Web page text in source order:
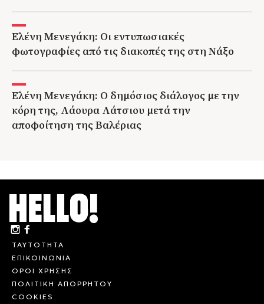
Ελένη Μενεγάκη: Οι εντυπωσιακές
φωτογραφίες από τις διακοπές της στη Νάξο
Ελένη Μενεγάκη: Ο δημόσιος διάλογος με την
κόρη της, Λάουρα Λάτσιου μετά την
αποφοίτηση της Βαλέριας
ΤΑΥΤΟΤΗΤΑ
ΕΠΙΚΟΙΝΩΝΙΑ
ΟΡΟΙ ΧΡΗΣΗΣ
ΠΟΛΙΤΙΚΗ ΑΠΟΡΡΗΤΟΥ
COOKIES